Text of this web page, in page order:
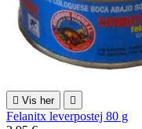
 Vis her 
Felanitx leverpostej 80 g